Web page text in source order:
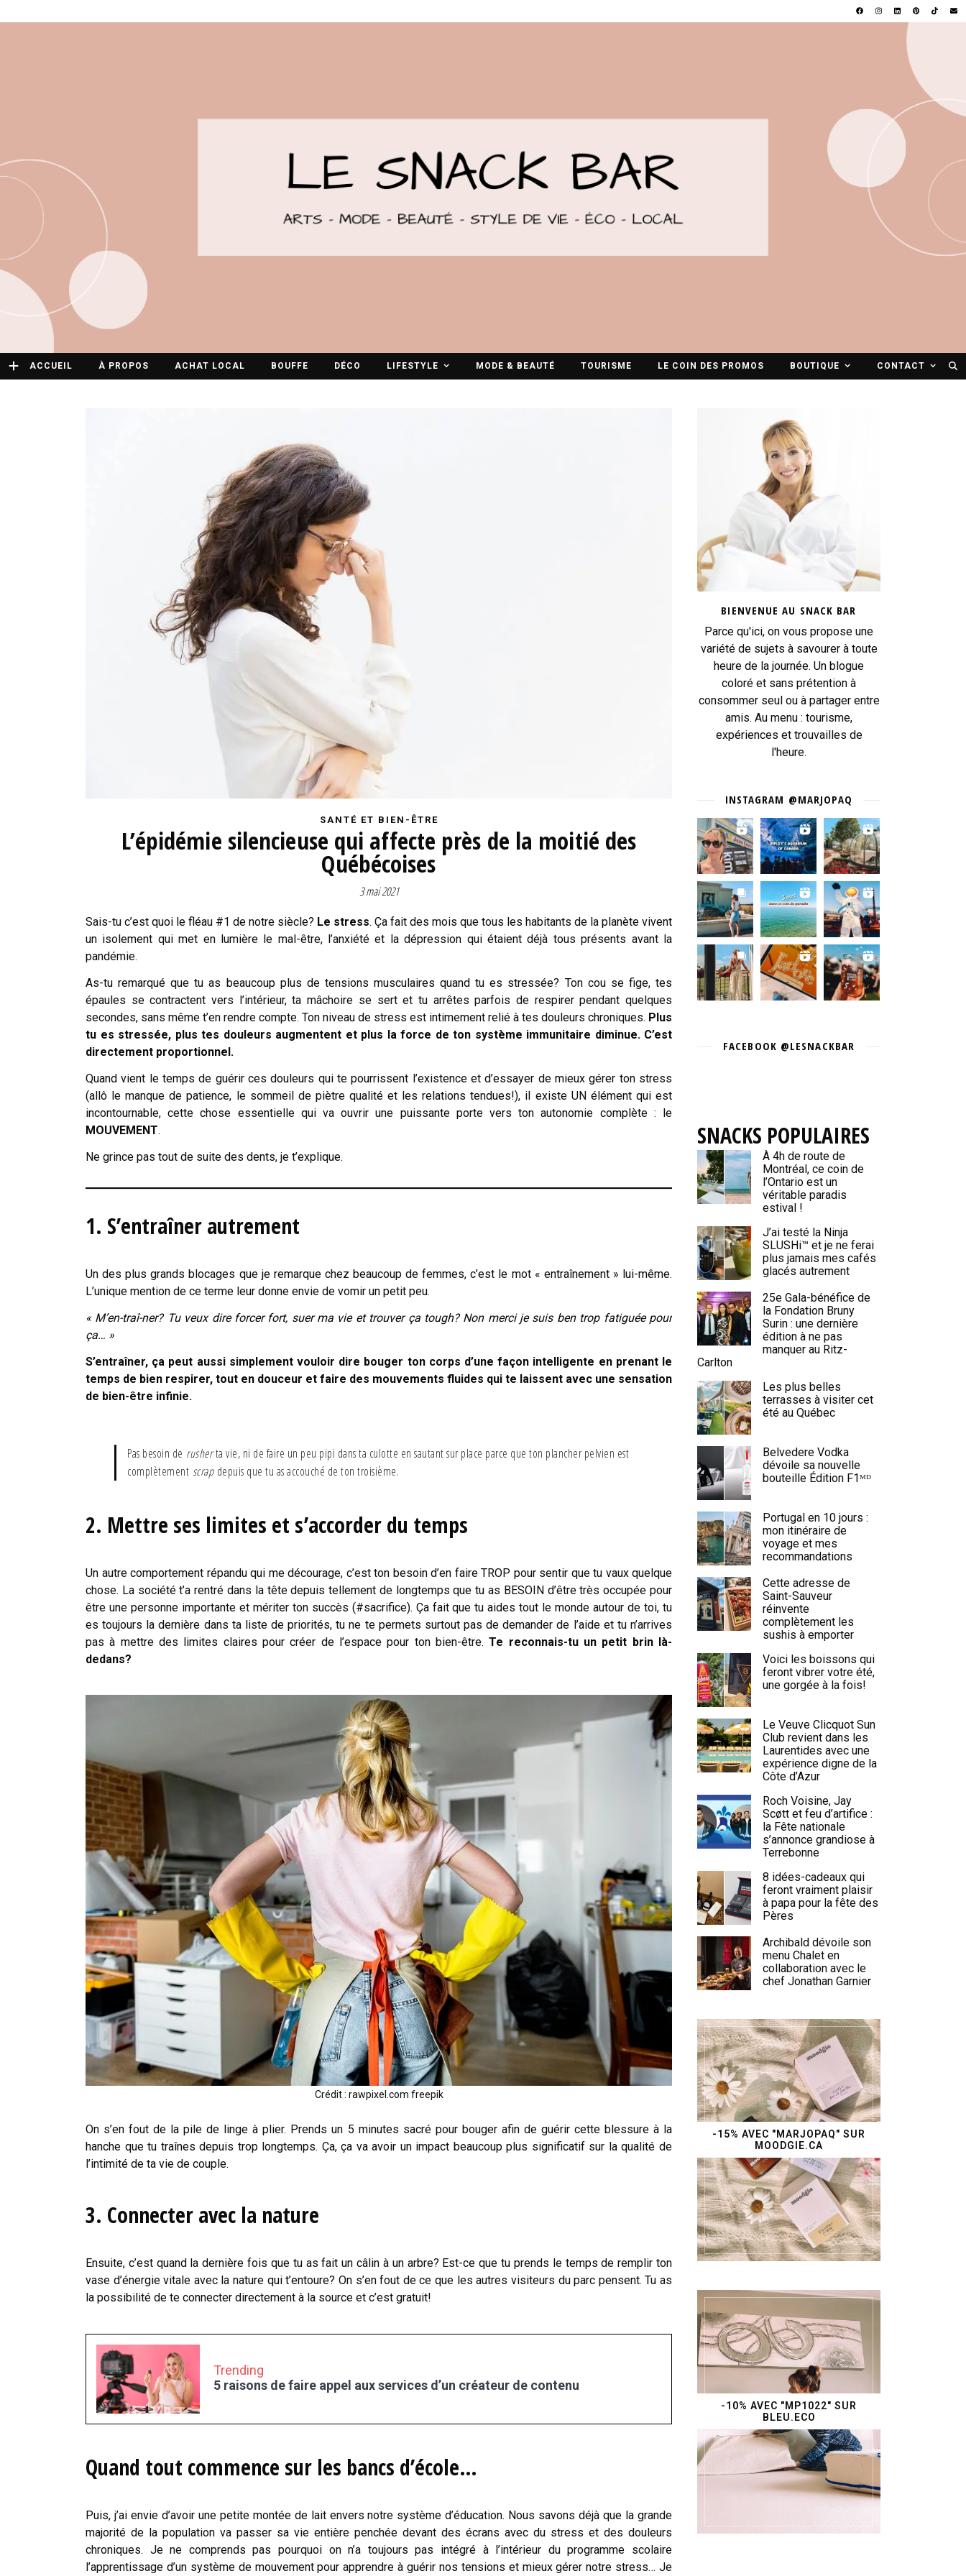
ACCUEIL À PROPOS ACHAT LOCAL BOUFFE DÉCO LIFESTYLE MODE & BEAUTÉ TOURISME LE COIN DES PROMOS BOUTIQUE CONTACT
SANTÉ ET BIEN-ÊTRE
L’épidémie silencieuse qui affecte près de la moitié des
Québécoises
3 mai 2021
Sais-tu c’est quoi le fléau #1 de notre siècle? Le stress. Ça fait des mois que tous les habitants de la planète vivent
un isolement qui met en lumière le mal-être, l’anxiété et la dépression qui étaient déjà tous présents avant la
pandémie.
As-tu remarqué que tu as beaucoup plus de tensions musculaires quand tu es stressée? Ton cou se fige, tes
épaules se contractent vers l’intérieur, ta mâchoire se sert et tu arrêtes parfois de respirer pendant quelques
secondes, sans même t’en rendre compte. Ton niveau de stress est intimement relié à tes douleurs chroniques. Plus
tu es stressée, plus tes douleurs augmentent et plus la force de ton système immunitaire diminue. C’est
directement proportionnel.
Quand vient le temps de guérir ces douleurs qui te pourrissent l’existence et d’essayer de mieux gérer ton stress
(allô le manque de patience, le sommeil de piètre qualité et les relations tendues!), il existe UN élément qui est
incontournable, cette chose essentielle qui va ouvrir une puissante porte vers ton autonomie complète : le
MOUVEMENT.
Ne grince pas tout de suite des dents, je t’explique.
1. S’entraîner autrement
Un des plus grands blocages que je remarque chez beaucoup de femmes, c’est le mot « entraînement » lui-même.
L’unique mention de ce terme leur donne envie de vomir un petit peu.
« M’en-traî-ner? Tu veux dire forcer fort, suer ma vie et trouver ça tough? Non merci je suis ben trop fatiguée pour
ça… »
S’entraîner, ça peut aussi simplement vouloir dire bouger ton corps d’une façon intelligente en prenant le
temps de bien respirer, tout en douceur et faire des mouvements fluides qui te laissent avec une sensation
de bien-être infinie.
Pas besoin de rusherta vie, ni de faire un peu pipi dans ta culotte en sautant sur place parce que ton plancher pelvien est
complètement scrapdepuis que tu as accouché de ton troisième.
2. Mettre ses limites et s’accorder du temps
Un autre comportement répandu qui me décourage, c’est ton besoin d’en faire TROP pour sentir que tu vaux quelque
chose. La société t’a rentré dans la tête depuis tellement de longtemps que tu as BESOIN d’être très occupée pour
être une personne importante et mériter ton succès (#sacrifice). Ça fait que tu aides tout le monde autour de toi, tu
es toujours la dernière dans ta liste de priorités, tu ne te permets surtout pas de demander de l’aide et tu n’arrives
pas à mettre des limites claires pour créer de l’espace pour ton bien-être.Te reconnais-tu un petit brin là-
dedans?
Crédit : rawpixel.com freepik
On s’en fout de la pile de linge à plier. Prends un 5 minutes sacré pour bouger afin de guérir cette blessure à la
hanche que tu traînes depuis trop longtemps. Ça, ça va avoir un impact beaucoup plus significatif sur la qualité de
l’intimité de ta vie de couple.
3. Connecter avec la nature
Ensuite, c’est quand la dernière fois que tu as fait un câlin à un arbre? Est-ce que tu prends le temps de remplir ton
vase d’énergie vitale avec la nature qui t’entoure? On s’en fout de ce que les autres visiteurs du parc pensent. Tu as
la possibilité de te connecter directement à la source et c’est gratuit!
Trending
5 raisons de faire appel aux services d’un créateur de contenu
Quand tout commence sur les bancs d’école…
Puis, j’ai envie d’avoir une petite montée de lait envers notre système d’éducation. Nous savons déjà que la grande
majorité de la population va passer sa vie entière penchée devant des écrans avec du stress et des douleurs
chroniques. Je ne comprends pas pourquoi on n’a toujours pas intégré à l’intérieur du programme scolaire
l’apprentissage d’un système de mouvement pour apprendre à guérir nos tensions et mieux gérer notre stress… Je
BIENVENUE AU SNACK BAR
Parce qu'ici, on vous propose une
variété de sujets à savourer à toute
heure de la journée. Un blogue
coloré et sans prétention à
consommer seul ou à partager entre
amis. Au menu : tourisme,
expériences et trouvailles de
l'heure.
INSTAGRAM @MARJOPAQ
FACEBOOK @LESNACKBAR
SNACKS POPULAIRES
À 4h de route de
Montréal, ce coin de
l’Ontario est un
véritable paradis
estival !
J’ai testé la Ninja
SLUSHi™ et je ne ferai
plus jamais mes cafés
glacés autrement
25e Gala-bénéfice de
la Fondation Bruny
Surin : une dernière
édition à ne pas
manquer au Ritz-
Carlton
Les plus belles
terrasses à visiter cet
été au Québec
Belvedere Vodka
dévoile sa nouvelle
bouteille Édition F1ᴹᴰ
Portugal en 10 jours :
mon itinéraire de
voyage et mes
recommandations
Cette adresse de
Saint-Sauveur
réinvente
complètement les
sushis à emporter
Voici les boissons qui
feront vibrer votre été,
une gorgée à la fois!
Le Veuve Clicquot Sun
Club revient dans les
Laurentides avec une
expérience digne de la
Côte d’Azur
Roch Voisine, Jay
Scøtt et feu d’artifice :
la Fête nationale
s’annonce grandiose à
Terrebonne
8 idées-cadeaux qui
feront vraiment plaisir
à papa pour la fête des
Pères
Archibald dévoile son
menu Chalet en
collaboration avec le
chef Jonathan Garnier
-15% AVEC "MARJOPAQ" SUR
MOODGIE.CA
-10% AVEC "MP1022" SUR
BLEU.ECO